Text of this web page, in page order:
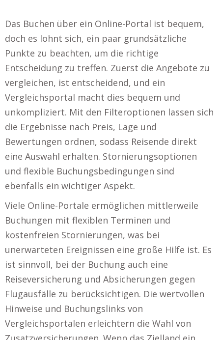
Das Buchen über ein Online-Portal ist bequem,
doch es lohnt sich, ein paar grundsätzliche
Punkte zu beachten, um die richtige
Entscheidung zu treffen. Zuerst die Angebote zu
vergleichen, ist entscheidend, und ein
Vergleichsportal macht dies bequem und
unkompliziert. Mit den Filteroptionen lassen sich
die Ergebnisse nach Preis, Lage und
Bewertungen ordnen, sodass Reisende direkt
eine Auswahl erhalten. Stornierungsoptionen
und flexible Buchungsbedingungen sind
ebenfalls ein wichtiger Aspekt.
Viele Online-Portale ermöglichen mittlerweile
Buchungen mit flexiblen Terminen und
kostenfreien Stornierungen, was bei
unerwarteten Ereignissen eine große Hilfe ist. Es
ist sinnvoll, bei der Buchung auch eine
Reiseversicherung und Absicherungen gegen
Flugausfälle zu berücksichtigen. Die wertvollen
Hinweise und Buchungslinks von
Vergleichsportalen erleichtern die Wahl von